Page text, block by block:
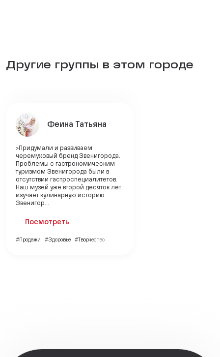
Другие группы в этом городе
Феина Татьяна
>Придумали и развиваем
черемуховый бренд Звенигорода.
Проблемы с гастрономическим
туризмом Звенигорода были в
отсутствии гастроспециалитетов.
Наш музей уже второй десяток лет
изучает кулинарную историю
Звенигор...
Посмотреть
#Продажи #Здоровье #Творчество